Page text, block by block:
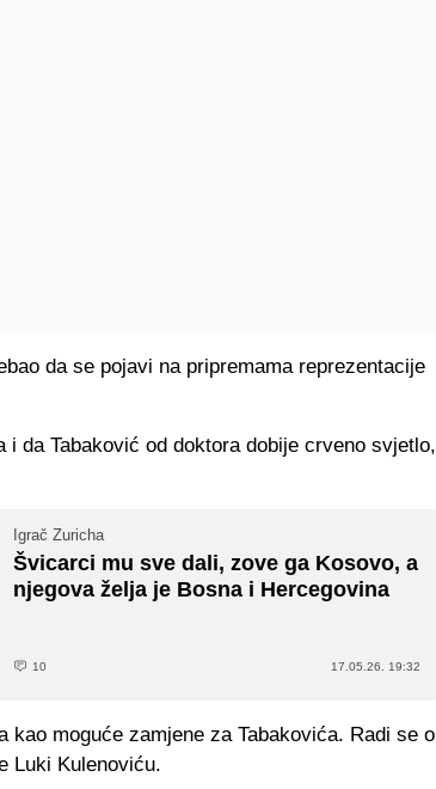
da se pojavi na pripremama reprezentacije
i da Tabaković od doktora dobije crveno svjetlo,
Igrač Zuricha
Švicarci mu sve dali, zove ga Kosovo, a
njegova želja je Bosna i Hercegovina
10 17.05.26. 19:32
kao moguće zamjene za Tabakovića. Radi se o
Luki Kulenoviću.